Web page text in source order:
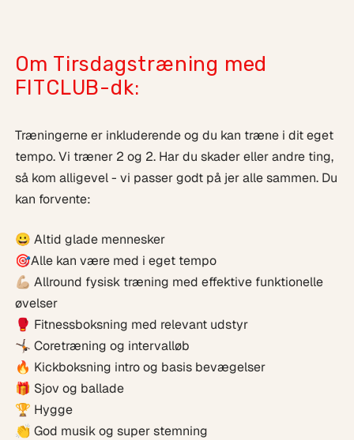
Om Tirsdagstræning med
FITCLUB-dk:
Træningerne er inkluderende og du kan træne i dit eget
tempo. Vi træner 2 og 2. Har du skader eller andre ting,
så kom alligevel - vi passer godt på jer alle sammen. Du
kan forvente:
😀 Altid glade mennesker
🎯Alle kan være med i eget tempo
💪🏼 Allround fysisk træning med effektive funktionelle
øvelser
🥊 Fitnessboksning med relevant udstyr
🤸🏿 Coretræning og intervalløb
🔥 Kickboksning intro og basis bevægelser
🎁 Sjov og ballade
🏆 Hygge
👏 God musik og super stemning